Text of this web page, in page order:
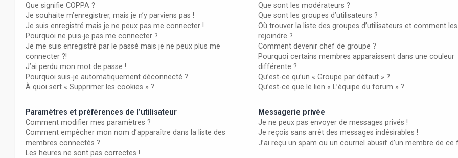
Que signifie COPPA ?
Je souhaite m’enregistrer, mais je n’y parviens pas !
Je suis enregistré mais je ne peux pas me connecter !
Pourquoi ne puis-je pas me connecter ?
Je me suis enregistré par le passé mais je ne peux plus me
connecter ?!
J’ai perdu mon mot de passe !
Pourquoi suis-je automatiquement déconnecté ?
À quoi sert « Supprimer les cookies » ?
Paramètres et préférences de l’utilisateur
Comment modifier mes paramètres ?
Comment empêcher mon nom d’apparaître dans la liste des
membres connectés ?
Les heures ne sont pas correctes !
Que sont les modérateurs ?
Que sont les groupes d’utilisateurs ?
Où trouver la liste des groupes d’utilisateurs et comment les
rejoindre ?
Comment devenir chef de groupe ?
Pourquoi certains membres apparaissent dans une couleur
différente ?
Qu’est-ce qu’un « Groupe par défaut » ?
Qu’est-ce que le lien « L’équipe du forum » ?
Messagerie privée
Je ne peux pas envoyer de messages privés !
Je reçois sans arrêt des messages indésirables !
J’ai reçu un spam ou un courriel abusif d’un membre de ce